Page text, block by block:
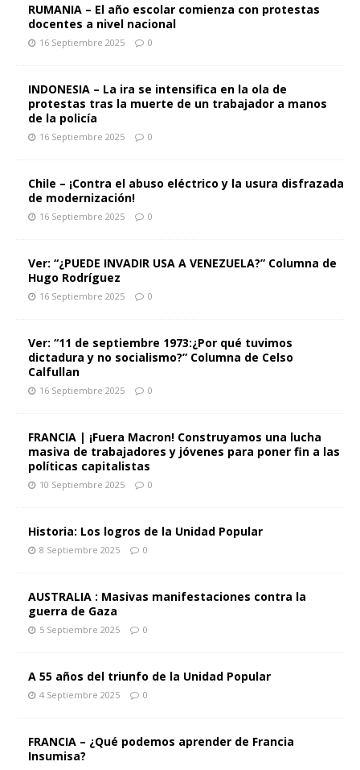
RUMANIA – El año escolar comienza con protestas
docentes a nivel nacional
16 Septiembre 2025 0
INDONESIA – La ira se intensifica en la ola de
protestas tras la muerte de un trabajador a manos
de la policía
16 Septiembre 2025 0
Chile – ¡Contra el abuso eléctrico y la usura disfrazada
de modernización!
16 Septiembre 2025 0
Ver: “¿PUEDE INVADIR USA A VENEZUELA?” Columna de
Hugo Rodríguez
16 Septiembre 2025 0
Ver: “11 de septiembre 1973:¿Por qué tuvimos
dictadura y no socialismo?” Columna de Celso
Calfullan
16 Septiembre 2025 0
FRANCIA | ¡Fuera Macron! Construyamos una lucha
masiva de trabajadores y jóvenes para poner fin a las
políticas capitalistas
10 Septiembre 2025 0
Historia: Los logros de la Unidad Popular
8 Septiembre 2025 0
AUSTRALIA : Masivas manifestaciones contra la
guerra de Gaza
5 Septiembre 2025 0
A 55 años del triunfo de la Unidad Popular
4 Septiembre 2025 0
FRANCIA – ¿Qué podemos aprender de Francia
Insumisa?